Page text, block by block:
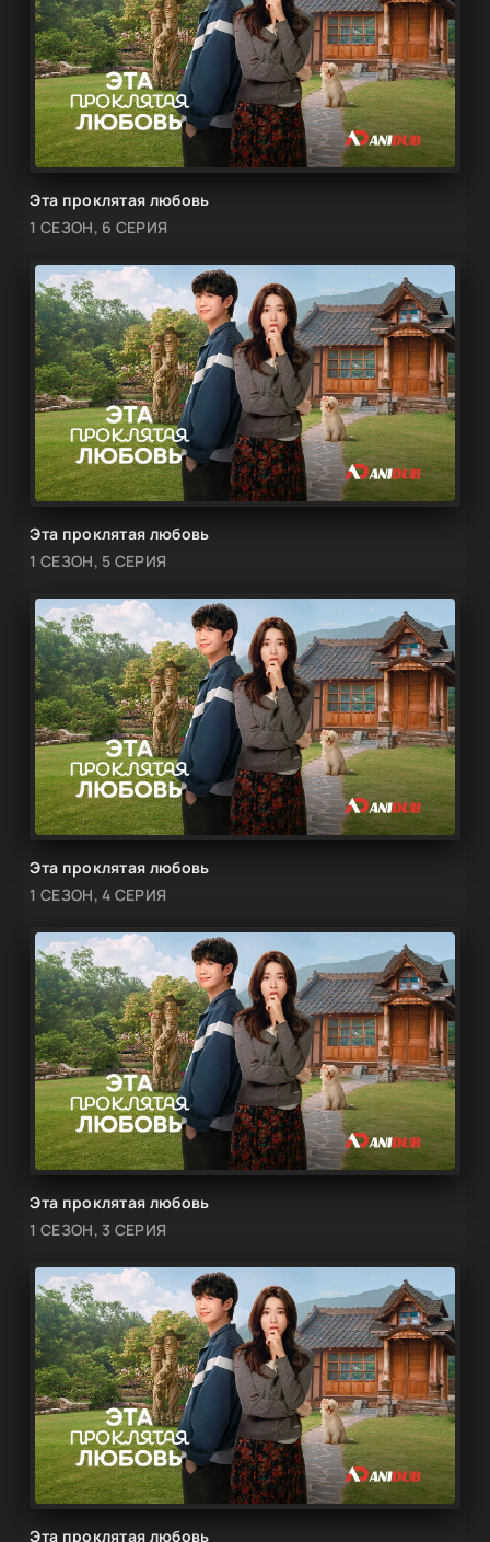
Эта проклятая любовь
1 СЕЗОН, 6 СЕРИЯ
Эта проклятая любовь
1 СЕЗОН, 5 СЕРИЯ
Эта проклятая любовь
1 СЕЗОН, 4 СЕРИЯ
Эта проклятая любовь
1 СЕЗОН, 3 СЕРИЯ
Эта проклятая любовь